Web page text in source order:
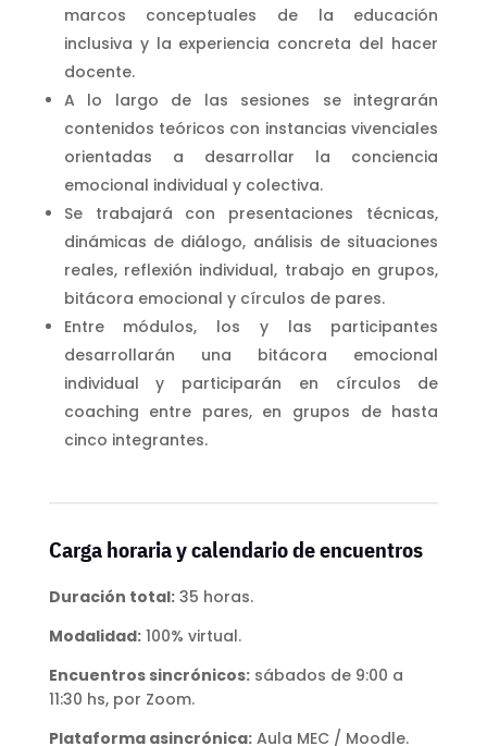
marcos conceptuales de la educación
inclusiva y la experiencia concreta del hacer
docente.
A lo largo de las sesiones se integrarán
contenidos teóricos con instancias vivenciales
orientadas a desarrollar la conciencia
emocional individual y colectiva.
Se trabajará con presentaciones técnicas,
dinámicas de diálogo, análisis de situaciones
reales, reflexión individual, trabajo en grupos,
bitácora emocional y círculos de pares.
Entre módulos, los y las participantes
desarrollarán una bitácora emocional
individual y participarán en círculos de
coaching entre pares, en grupos de hasta
cinco integrantes.
Carga horaria y calendario de encuentros
Duración total:35 horas.
Modalidad:100% virtual.
Encuentros sincrónicos:sábados de 9:00 a
11:30 hs, por Zoom.
Plataforma asincrónica:Aula MEC / Moodle.